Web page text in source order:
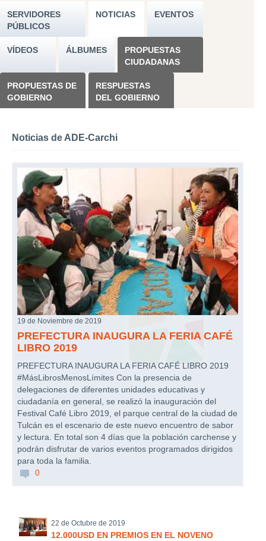
SERVIDORES
PÚBLICOS
NOTICIAS EVENTOS
VÍDEOS ÁLBUMES
PROPUESTAS
CIUDADANAS
PROPUESTAS DE
GOBIERNO
RESPUESTAS
DEL GOBIERNO
Noticias de ADE-Carchi
19 de Noviembre de 2019
PREFECTURA INAUGURA LA FERIA CAFÉ
LIBRO 2019
PREFECTURA INAUGURA LA FERIA CAFÉ LIBRO 2019
#MásLibrosMenosLímites Con la presencia de
delegaciones de diferentes unidades educativas y
ciudadanía en general, se realizó la inauguración del
Festival Café Libro 2019, el parque central de la ciudad de
Tulcán es el escenario de este nuevo encuentro de sabor
y lectura. En total son 4 días que la población carchense y
podrán disfrutar de varios eventos programados dirigidos
para toda la familia.
0
22 de Octubre de 2019
12.000USD EN PREMIOS EN EL NOVENO